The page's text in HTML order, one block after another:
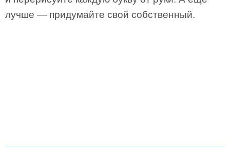
лучше — придумайте свой собственный.